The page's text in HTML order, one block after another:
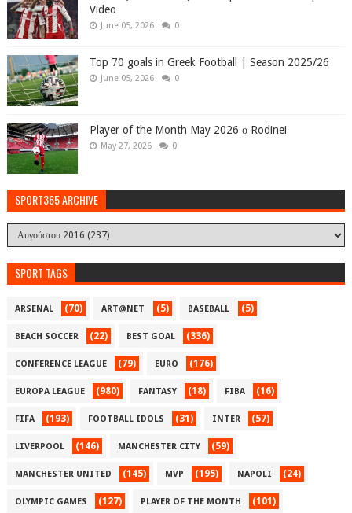
Video
June 05, 2026 0
Top 70 goals in Greek Football | Season 2025/26
June 05, 2026 0
Player of the Month May 2026 ο Rodinei
May 27, 2026 0
SPORT365 ARCHIVE
SPORT TAGS
ARSENAL (70) ART@NET (5) BASEBALL (5)
BEACH SOCCER (22) BEST GOAL (336)
CONFERENCE LEAGUE (79) EURO (176)
EUROPA LEAGUE (980) FANTASY (18) FIBA (16)
FIFA (193) FOOTBALL IDOLS (31) INTER (57)
LIVERPOOL (146) MANCHESTER CITY (59)
MANCHESTER UNITED (145) MVP (195) NAPOLI (24)
OLYMPIC GAMES (127) PLAYER OF THE MONTH (101)